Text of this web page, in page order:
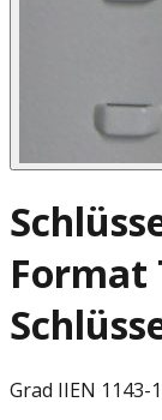
Format
Grad IIEN 1143-1